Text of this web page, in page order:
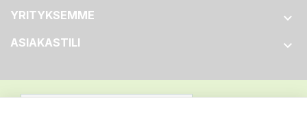
YRITYKSEMME 
ASIAKASTILI 